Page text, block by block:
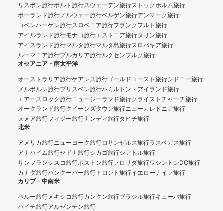
リスボン旅行ポルト旅行スウェーデン旅行ストックホルム旅行
ポーランド旅行ノルウェー旅行ベルゲン旅行デンマーク旅行
コペンハーゲン旅行スロベニア旅行フランクフルト旅行
アイルランド旅行モナコ旅行エストニア旅行タリン旅行
アイスランド旅行マルタ旅行マルタ島旅行スロバキア旅行
ルーマニア旅行ブルガリア旅行ルクセンブルク旅行
オセアニア・南太平洋
オーストラリア旅行ケアンズ旅行ゴールドコースト旅行シドニー旅行
メルボルン旅行ブリスベン旅行ハミルトン・アイランド旅行
エアーズロック旅行ニュージーランド旅行クライストチャーチ旅行
オークランド旅行クイーンズタウン旅行ニューカレドニア旅行
ヌメア旅行フィジー旅行ナンディ旅行タヒチ旅行
北米
アメリカ旅行ニューヨーク旅行ロサンゼルス旅行ラスベガス旅行
アナハイム旅行セドナ旅行シカゴ旅行シアトル旅行
サンフランシスコ旅行ボストン旅行フロリダ旅行ワシントンDC旅行
カナダ旅行バンクーバー旅行 トロント旅行イエローナイフ旅行
カリブ・中南米
ペルー旅行メキシコ旅行カンクン旅行ブラジル旅行キューバ旅行
ハイチ旅行アルゼンチン旅行